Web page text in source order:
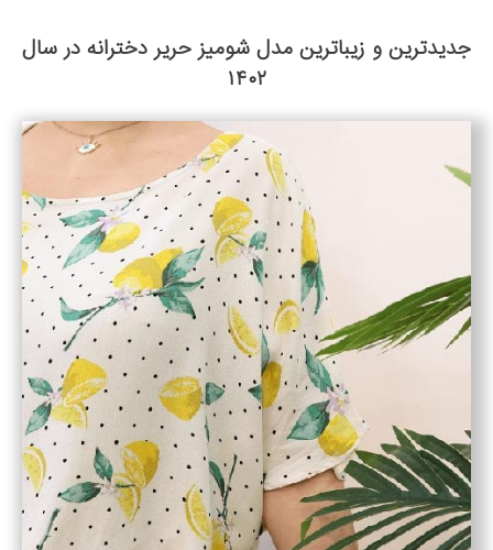
جدیدترین و زیباترین مدل شومیز حریر دخترانه در سال
۱۴۰۲